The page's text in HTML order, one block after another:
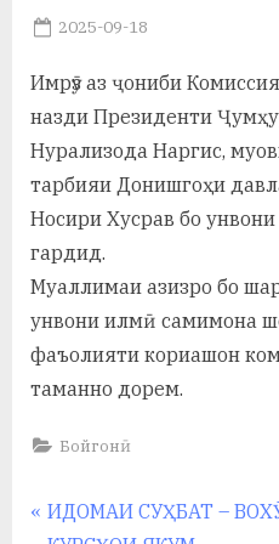
Posted
2025-09-18
Имрӯз аз ҷониби
назди Президенти
Нурализода Наргис,
тарбияи Донишгоҳи
Носири Хусрав бо
гардид.
Муаллимаи азизро бо
унвони илмӣ самимона
фаъолияти кориашон
таманно дорем.
Бойгонӣ
Навигация
P
ИДОМАИ СУҲБАТ –